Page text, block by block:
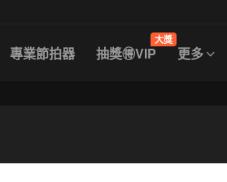
專業節拍器 抽獎🉐VIP
大獎
更多